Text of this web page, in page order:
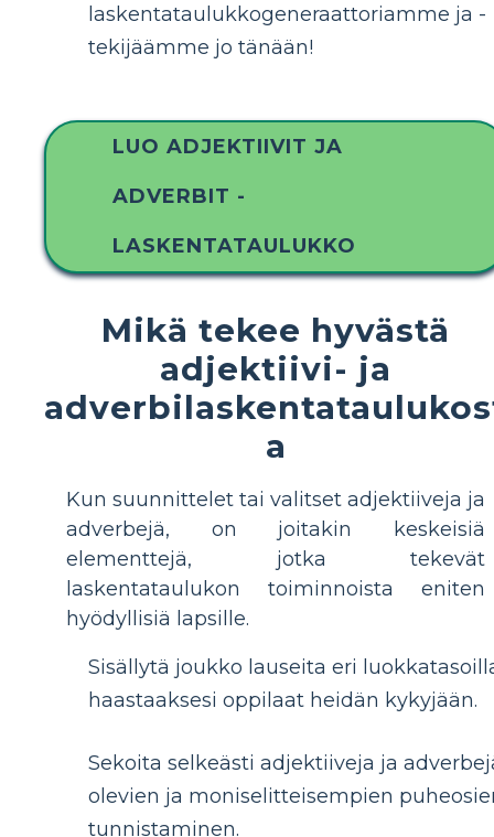
laskentataulukkogeneraattoriamme ja -
tekijäämme jo tänään!
LUO ADJEKTIIVIT JA
ADVERBIT -
LASKENTATAULUKKO
Mikä tekee hyvästä
adjektiivi- ja
a
Kun suunnittelet tai valitset adjektiiveja ja
adverbejä, on joitakin keskeisiä
elementtejä, jotka tekevät
laskentataulukon toiminnoista eniten
hyödyllisiä lapsille.
Sisällytä joukko lauseita eri
haastaaksesi oppilaat heidän kykyjään.
Sekoita selkeästi adjektiiveja ja
olevien ja moniselitteisempien
tunnistaminen.